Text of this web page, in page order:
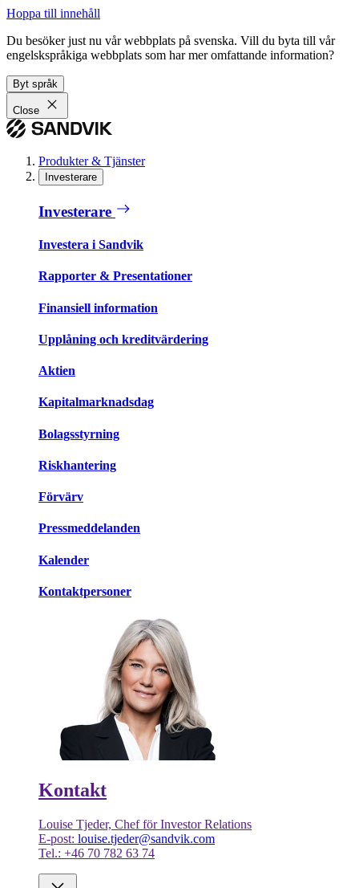
Hoppa till innehåll
Du besöker just nu vår webbplats på svenska. Vill du byta till vår
engelskspråkiga webbplats som har mer omfattande information?
Byt språk
Close
Produkter & Tjänster
Investerare
Investerare
Investera i Sandvik
Rapporter & Presentationer
Finansiell information
Upplåning och kreditvärdering
Aktien
Kapitalmarknadsdag
Bolagsstyrning
Riskhantering
Förvärv
Pressmeddelanden
Kalender
Kontaktpersoner
Kontakt
Louise Tjeder, Chef för Investor Relations
E-post: louise.tjeder@sandvik.com
Tel.: +46 70 782 63 74